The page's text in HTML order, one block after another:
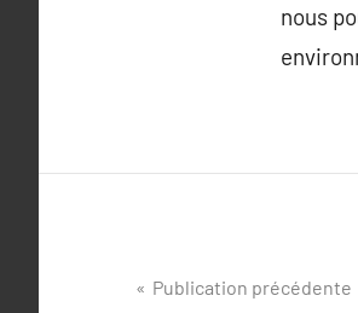
nous
Navigation
Publication précédente